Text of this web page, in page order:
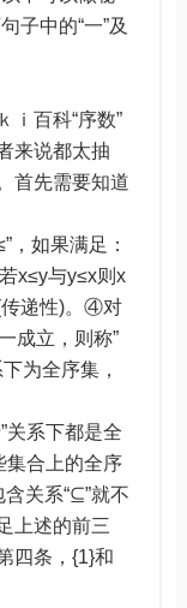
子中的“一”及
ｉ百科“序数”
来说都太抽
首先需要知道
，如果满足：
x≤y与y≤x则x
传递性)。④对
成立，则称”
为全序集，
关系下都是全
集合上的全序
关系“⊆”就不
上述的前三
四条，{1}和